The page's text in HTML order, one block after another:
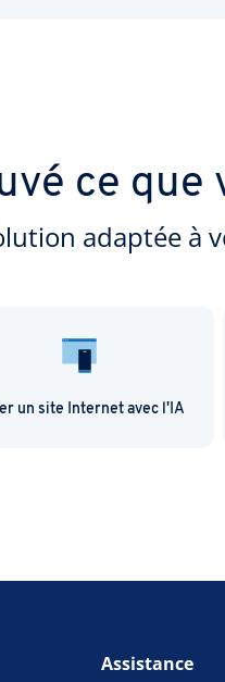
ce que
adaptée à
un site Internet avec l'IA
Assistance